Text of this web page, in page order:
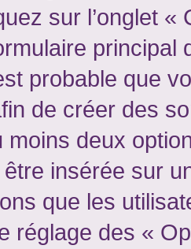
sur l’onglet
principal
probable que
de créer des
moins deux
insérée sur
que les
réglage des «